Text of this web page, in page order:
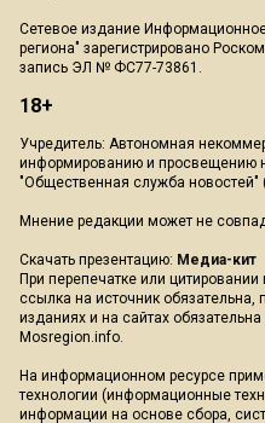
Сетевое издание
региона" зарегистрировано
запись ЭЛ № ФС77-73861.
18+
Учредитель: Автономная
информированию и просвещению
"Общественная служба новостей"
Мнение редакции может не
Скачать презентацию: Медиа-кит
При перепечатке или
ссылка на источник обязательна,
изданиях и на сайтах
Mosregion.info.
На информационном ресурсе
технологии (информационные
информации на основе сбора,